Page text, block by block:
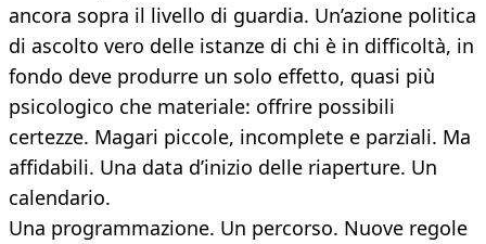
ancora sopra il livello di guardia. Un’azione politica
di ascolto vero delle istanze di chi è in difficoltà, in
fondo deve produrre un solo effetto, quasi più
psicologico che materiale: offrire possibili
certezze. Magari piccole, incomplete e parziali. Ma
affidabili. Una data d’inizio delle riaperture. Un
calendario.
Una programmazione. Un percorso. Nuove regole